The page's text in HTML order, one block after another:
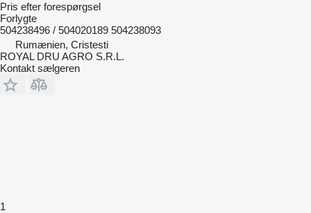
Pris efter forespørgsel
Forlygte
504238496 / 504020189 504238093
Rumænien, Cristesti
ROYAL DRU AGRO S.R.L.
Kontakt sælgeren
1